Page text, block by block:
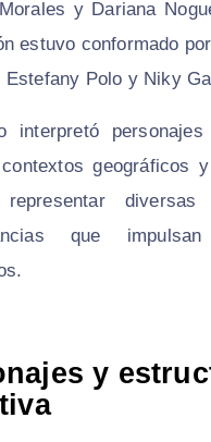
y Dariana
estuvo conformado
Estefany Polo y Niky
interpretó
geográficos
representar
que
y